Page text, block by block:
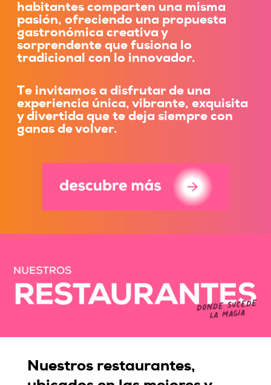
habitantes comparten una misma
pasión, ofreciendo una propuesta
gastronómica creativa y
sorprendente que fusiona lo
tradicional con lo innovador.
Te invitamos a disfrutar de una
experiencia única, vibrante, exquisita
y divertida que te deja siempre con
ganas de volver.
Nuestros restaurantes,